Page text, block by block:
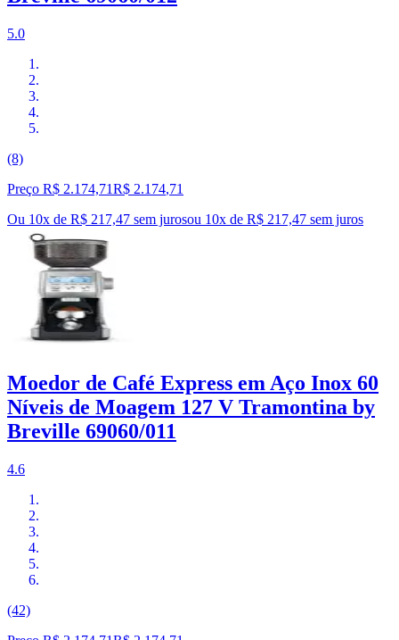
5.0
(8)
Preço R$ 2.174,71R$ 2.174,71
Ou 10x de R$ 217,47 sem jurosou 10x de R$ 217,47 sem juros
Moedor de Café Express em Aço Inox 60
Níveis de Moagem 127 V Tramontina by
Breville 69060/011
4.6
(42)